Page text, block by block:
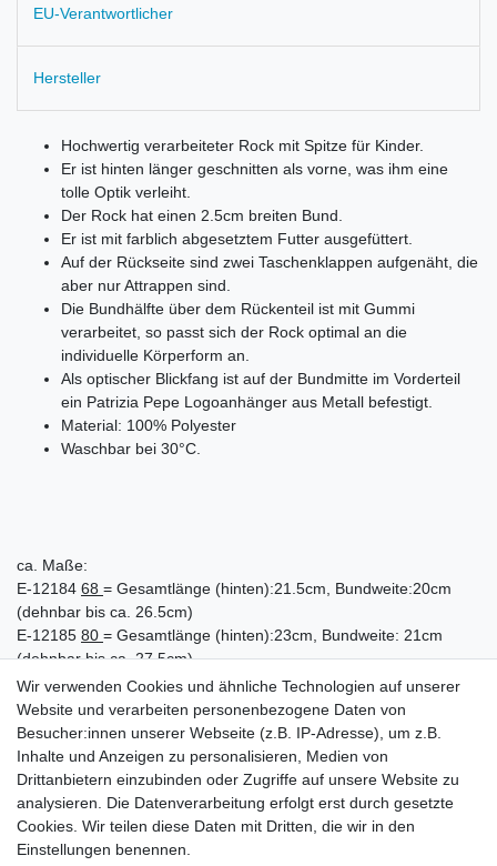
EU-Verantwortlicher
Hersteller
Hochwertig verarbeiteter Rock mit Spitze für Kinder.
Er ist hinten länger geschnitten als vorne, was ihm eine
tolle Optik verleiht.
Der Rock hat einen 2.5cm breiten Bund.
Er ist mit farblich abgesetztem Futter ausgefüttert.
Auf der Rückseite sind zwei Taschenklappen aufgenäht, die
aber nur Attrappen sind.
Die Bundhälfte über dem Rückenteil ist mit Gummi
verarbeitet, so passt sich der Rock optimal an die
individuelle Körperform an.
Als optischer Blickfang ist auf der Bundmitte im Vorderteil
ein Patrizia Pepe Logoanhänger aus Metall befestigt.
Material: 100% Polyester
Waschbar bei 30°C.
ca. Maße:
E-12184 68 = Gesamtlänge (hinten):21.5cm, Bundweite:20cm
(dehnbar bis ca. 26.5cm)
E-12185 80 = Gesamtlänge (hinten):23cm, Bundweite: 21cm
(dehnbar bis ca. 27.5cm)
E-1218686= Gesamtlänge (hinten):23cm, Bundweite:21.5cm
(dehnbar bis ca. 28cm)
E-1218792= Gesamtlänge (hinten):26.5cm, Bundweite:22.5cm
(dehnbar bis ca. 30cm)
E-1218898= Gesamtlänge (hinten):27.5cm, Bundweite:23cm
(dehnbar bis ca. 31cm)
Wir verwenden Cookies und ähnliche Technologien auf unserer
Website und verarbeiten personenbezogene Daten von
Besucher:innen unserer Webseite (z.B. IP-Adresse), um z.B.
Inhalte und Anzeigen zu personalisieren, Medien von
Drittanbietern einzubinden oder Zugriffe auf unsere Website zu
analysieren. Die Datenverarbeitung erfolgt erst durch gesetzte
Cookies. Wir teilen diese Daten mit Dritten, die wir in den
Einstellungen benennen.